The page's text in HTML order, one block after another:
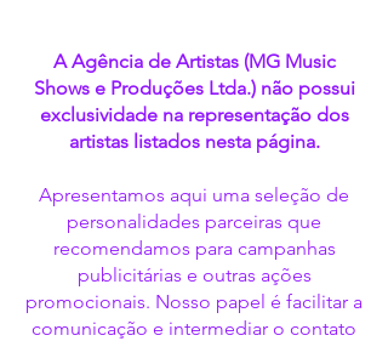
A Agência de Artistas (MG Music
Shows e Produções Ltda.) não possui
exclusividade na representação dos
artistas listados nesta página.
Apresentamos aqui uma seleção de
personalidades parceiras que
recomendamos para campanhas
publicitárias e outras ações
promocionais. Nosso papel é facilitar a
comunicação e intermediar o contato